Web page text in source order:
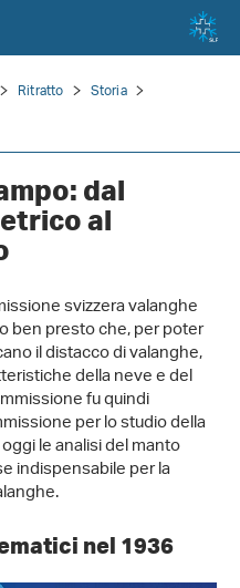
Ritratto
Storia
dal
al
svizzera valanghe
ben presto che, per poter
il distacco di valanghe,
della neve e del
fu quindi
per lo studio della
le analisi del manto
indispensabile per la
nel 1936